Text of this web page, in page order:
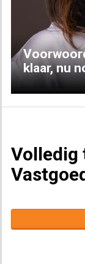
klaar, nu
Volledig